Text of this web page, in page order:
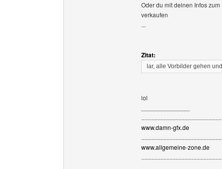
Oder du mit deinen Infos
verkaufen
...
Zitat:
lar, alle Vorbilder gehen
lol
www.damn-gfx.de
www.allgemeine-zone.de